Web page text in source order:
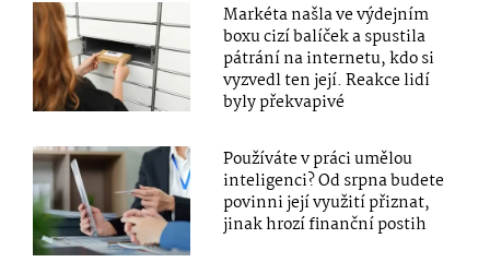
Markéta našla ve výdejním
boxu cizí balíček a spustila
pátrání na internetu, kdo si
vyzvedl ten její. Reakce lidí
byly překvapivé
Používáte v práci umělou
inteligenci? Od srpna budete
povinni její využití přiznat,
jinak hrozí finanční postih